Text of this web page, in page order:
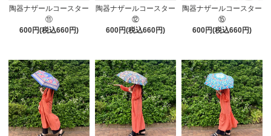
陶器ナザールコースター
⑪
600円(税込660円)
陶器ナザールコースター
⑫
600円(税込660円)
陶器ナザールコースター
⑮
600円(税込660円)